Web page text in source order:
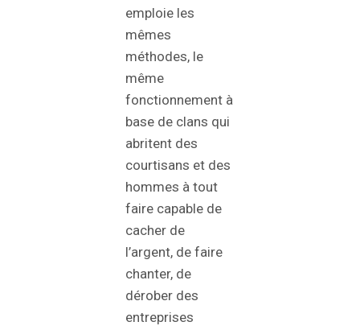
emploie les
mêmes
méthodes, le
même
fonctionnement à
base de clans qui
abritent des
courtisans et des
hommes à tout
faire capable de
cacher de
l’argent, de faire
chanter, de
dérober des
entreprises